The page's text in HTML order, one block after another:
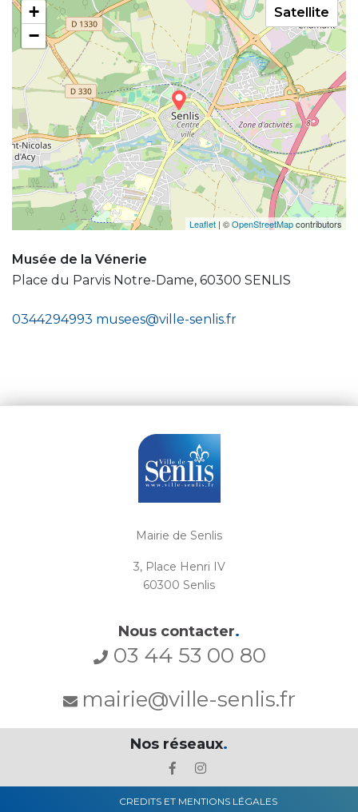
+
−
Leaflet | ©OpenStreetMapcontributors
Satellite
Musée de la Vénerie
Place du Parvis Notre-Dame, 60300 SENLIS
0344294993 musees@ville-senlis.fr
Mairie de Senlis
3, Place Henri IV
60300 Senlis
Nous contacter.
03 44 53 00 80
mairie@ville-senlis.fr
Nos réseaux.
CREDITS ET MENTIONS LÉGALES